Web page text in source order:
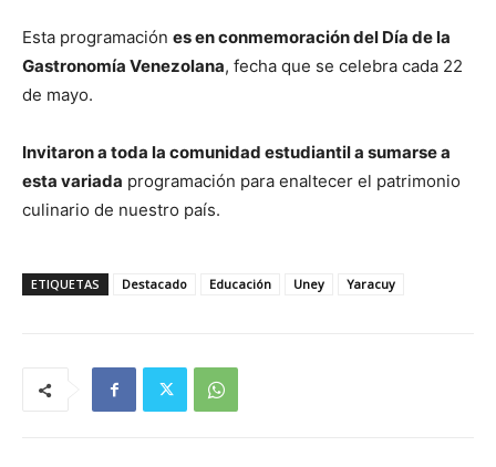
Esta programación es en conmemoración del Día de la
Gastronomía Venezolana, fecha que se celebra cada 22
de mayo.
Invitaron a toda la comunidad estudiantil a sumarse a
esta variada programación para enaltecer el patrimonio
culinario de nuestro país.
ETIQUETAS Destacado Educación Uney Yaracuy